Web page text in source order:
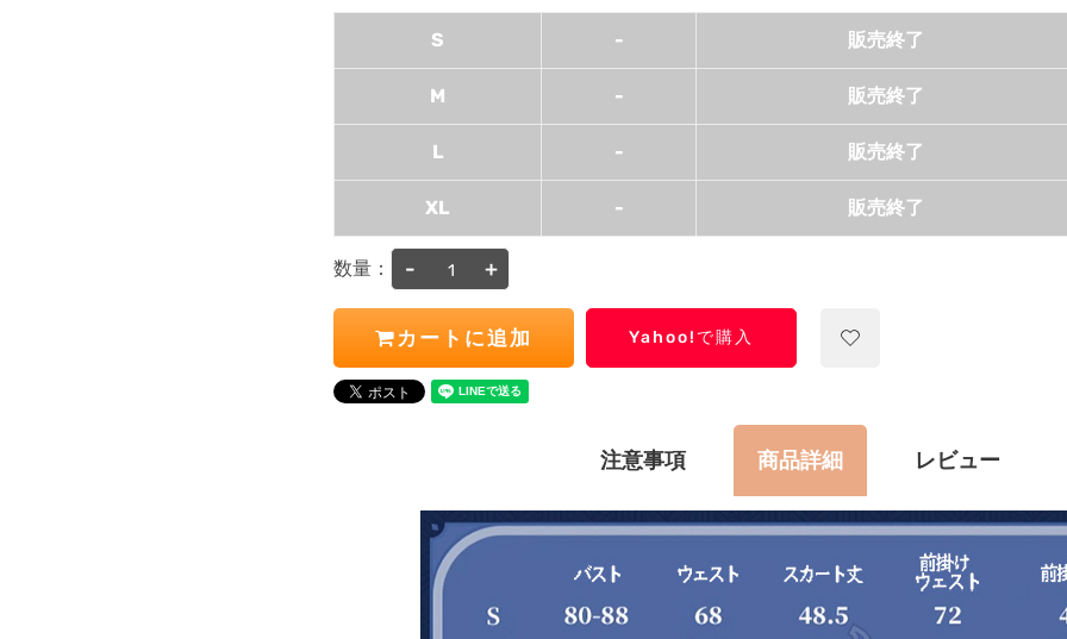
S - 販売終了
M - 販売終了
L - 販売終了
XL - 販売終了
数量： - +
カートに追加 Yahoo!で購入
注意事項 商品詳細 レビュー